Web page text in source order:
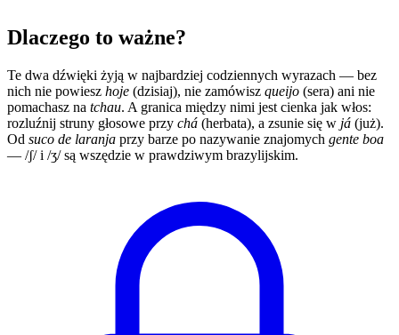
Dlaczego to ważne?
Te dwa dźwięki żyją w najbardziej codziennych wyrazach — bez
nich nie powiesz hoje (dzisiaj), nie zamówisz queijo (sera) ani nie
pomachasz na tchau. A granica między nimi jest cienka jak włos:
rozluźnij struny głosowe przy chá (herbata), a zsunie się w já (już).
Od suco de laranja przy barze po nazywanie znajomych gente boa
— /ʃ/ i /ʒ/ są wszędzie w prawdziwym brazylijskim.